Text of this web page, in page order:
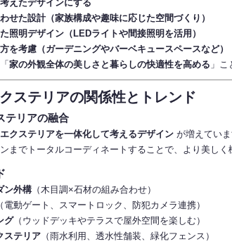
えたデザインにする
せた設計（家族構成や趣味に応じた空間づくり）
照明デザイン（LEDライトや間接照明を活用）
を考慮（ガーデニングやバーベキュースペースなど）
家の外観全体の美しさと暮らしの快適性を高める 」
ステリアの関係性とトレンド
テリアの融合
クステリアを一体化して考えるデザイン が増えてい
までトータルコーディネートすることで、より美しく
ン外構（木目調×石材の組み合わせ）
電動ゲート、スマートロック、防犯カメラ連携）
グ（ウッドデッキやテラスで屋外空間を楽しむ）
ステリア（雨水利用、透水性舗装、緑化フェンス）